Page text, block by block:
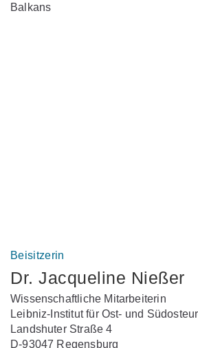
Balkans
Beisitzerin
Dr. Jacqueline Nießer
Wissenschaftliche Mitarbeiterin
Leibniz-Institut für Ost- und
Landshuter Straße 4
D-93047 Regensburg